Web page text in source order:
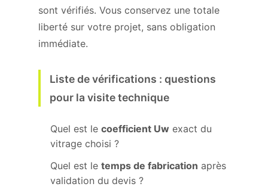
sont vérifiés. Vous conservez une totale
liberté sur votre projet, sans obligation
immédiate.
Liste de vérifications : questions
pour la visite technique
Quel est le coefficient Uw exact du
vitrage choisi ?
Quel est le temps de fabrication après
validation du devis ?